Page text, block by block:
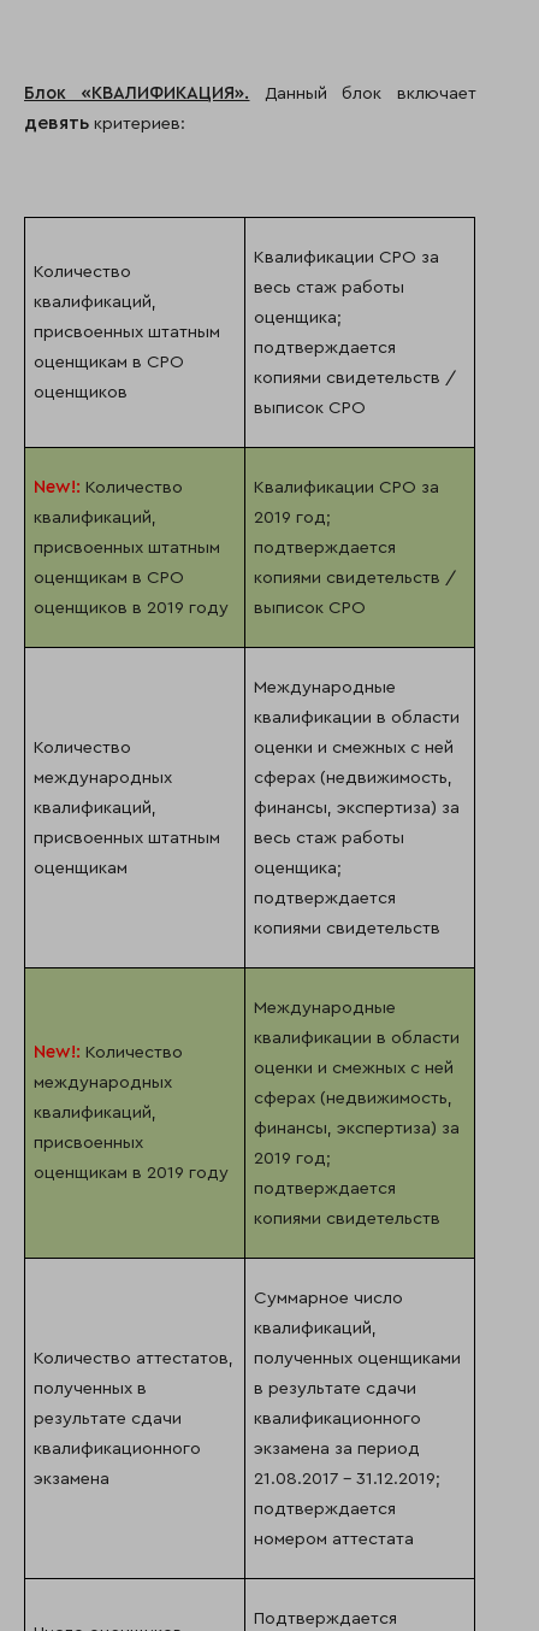
Блок «КВАЛИФИКАЦИЯ». Данный блок включает
девять критериев:
Количество
квалификаций,
присвоенных штатным
оценщикам в СРО
оценщиков
Квалификации СРО за
весь стаж работы
оценщика;
подтверждается
копиями свидетельств /
выписок СРО
New!: Количество
квалификаций,
присвоенных штатным
оценщикам в СРО
оценщиков в 2019 году
Квалификации СРО за
2019 год;
подтверждается
копиями свидетельств /
выписок СРО
Количество
международных
квалификаций,
присвоенных штатным
оценщикам
Международные
квалификации в области
оценки и смежных с ней
сферах (недвижимость,
финансы, экспертиза) за
весь стаж работы
оценщика;
подтверждается
копиями свидетельств
New!: Количество
международных
квалификаций,
присвоенных
оценщикам в 2019 году
Международные
квалификации в области
оценки и смежных с ней
сферах (недвижимость,
финансы, экспертиза) за
2019 год;
подтверждается
копиями свидетельств
Количество аттестатов,
полученных в
результате сдачи
квалификационного
экзамена
Суммарное число
квалификаций,
полученных оценщиками
в результате сдачи
квалификационного
экзамена за период
21.08.2017 – 31.12.2019;
подтверждается
номером аттестата
Подтверждается